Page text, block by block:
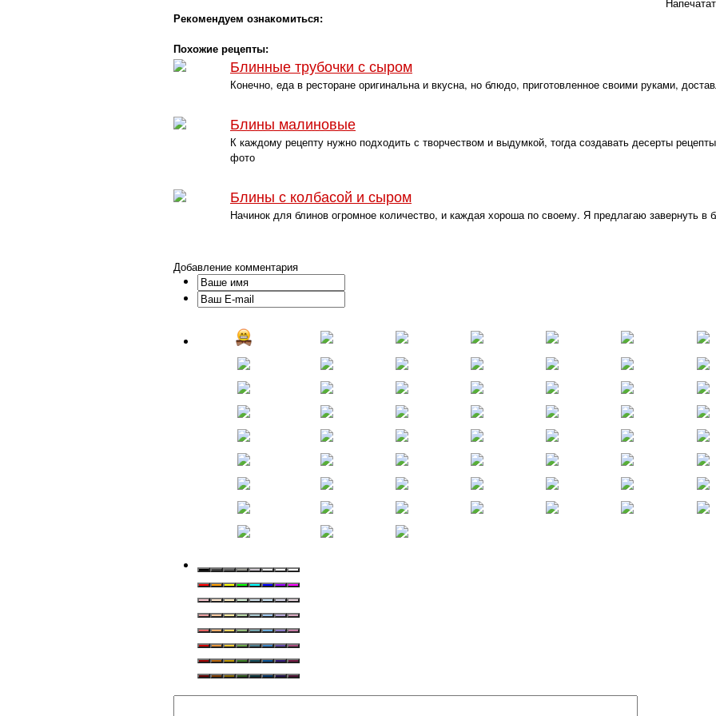
Рекомендуем ознакомиться:
Похожие рецепты:
Блинные трубочки с сыром
Конечно, еда в ресторане оригинальна и вкусна, но блюдо, приготовленное своими руками,
Блины малиновые
К каждому рецепту нужно подходить с творчеством и выдумкой, тогда создавать десерты
фото
Блины с колбасой и сыром
Начинок для блинов огромное количество, и каждая хороша по своему. Я предлагаю завернуть в
Добавление комментария